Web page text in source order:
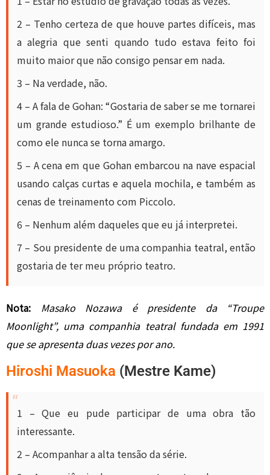
2 – Tenho certeza de que houve partes difíceis, mas
a alegria que senti quando tudo estava feito foi
muito maior que não consigo pensar em nada.
3 – Na verdade, não.
4 – A fala de Gohan: “Gostaria de saber se me tornarei
um grande estudioso.” É um exemplo brilhante de
como ele nunca se torna amargo.
5 – A cena em que Gohan embarcou na nave espacial
usando calças curtas e aquela mochila, e também as
cenas de treinamento com Piccolo.
6 – Nenhum além daqueles que eu já interpretei.
7 – Sou presidente de uma companhia teatral, então
gostaria de ter meu próprio teatro.
Nota:
Masako Nozawa é presidente da “Troupe
Moonlight”, uma companhia teatral fundada em 1991
que se apresenta duas vezes por ano.
Hiroshi Masuoka (Mestre Kame)
1 – Que eu pude participar de uma obra tão
interessante.
2 – Acompanhar a alta tensão da série.